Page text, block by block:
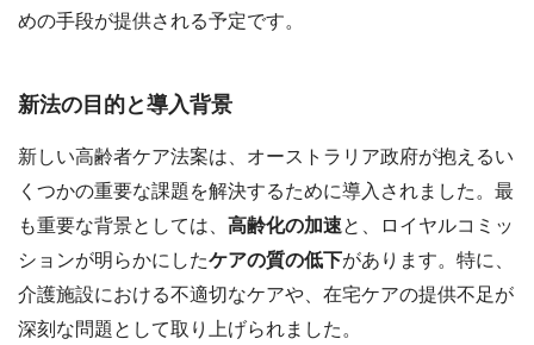
めの手段が提供される予定です。
新法の目的と導入背景
新しい高齢者ケア法案は、オーストラリア政府が抱えるい
くつかの重要な課題を解決するために導入されました。最
も重要な背景としては、 高齢化の加速と、ロイヤルコミッ
ションが明らかにしたケアの質の低下があります。特に、
介護施設における不適切なケアや、在宅ケアの提供不足が
深刻な問題として取り上げられました。